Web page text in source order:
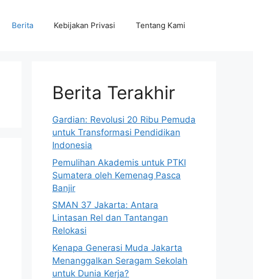
Berita Kebijakan Privasi Tentang Kami
Berita Terakhir
Gardian: Revolusi 20 Ribu Pemuda
untuk Transformasi Pendidikan
Indonesia
Pemulihan Akademis untuk PTKI
Sumatera oleh Kemenag Pasca
Banjir
SMAN 37 Jakarta: Antara
Lintasan Rel dan Tantangan
Relokasi
Kenapa Generasi Muda Jakarta
Menanggalkan Seragam Sekolah
untuk Dunia Kerja?